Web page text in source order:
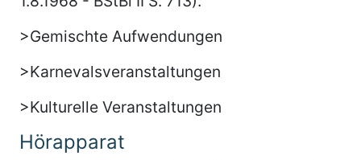
>Gemischte Aufwendungen
>Karnevalsveranstaltungen
>Kulturelle Veranstaltungen
Hörapparat